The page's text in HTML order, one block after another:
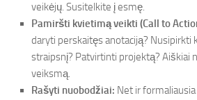
veikėjų. Susitelkite į esmę.
Pamiršti kvietimą veikti (Call to
daryti perskaitęs anotaciją? Nusipirkti
straipsnį? Patvirtinti projektą? Aiškiai
veiksmą.
Rašyti nuobodžiai: Net ir